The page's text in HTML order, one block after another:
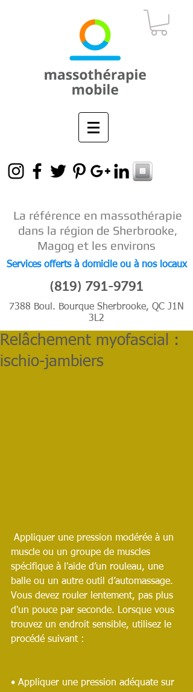
La référence en massothérapie
dans la région de Sherbrooke,
Magog et les environs
Services offerts à domicile ou à nos locaux
(819) 791-9791
7388 Boul. Bourque Sherbrooke, QC J1N
3L2
Relâchement myofascial :
ischio-jambiers
muscle ou un groupe de muscles
spécifique à l'aide d’un rouleau, une
balle ou un autre outil d’automassage.
Vous devez rouler lentement, pas plus
d'un pouce par seconde. Lorsque vous
trouvez un endroit sensible, utilisez le
procédé suivant :
• Appliquer une pression adéquate sur